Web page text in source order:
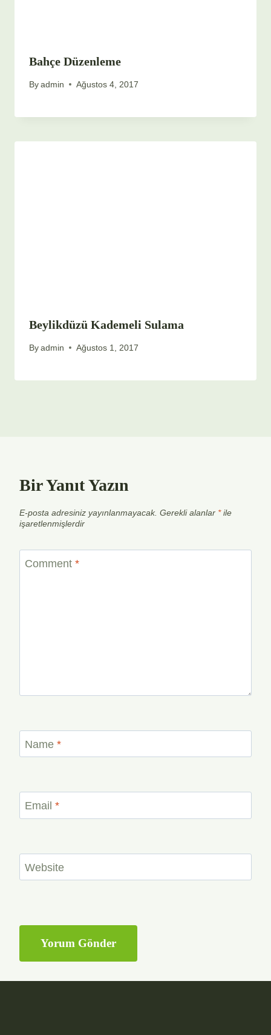
Bahçe Düzenleme
Byadmin Ağustos 4, 2017
Beylikdüzü Kademeli Sulama
Byadmin Ağustos 1, 2017
Bir Yanıt Yazın
E-posta adresiniz yayınlanmayacak. Gerekli alanlar *ile
işaretlenmişlerdir
Comment *
Name *
Email *
Website